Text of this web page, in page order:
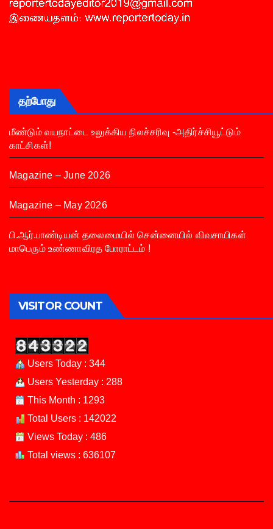
தற்போது
மீண்டும் வயநாட்டை உலுக்கிய நிலச்சரிவு -அதிர்ச்சியூட்டும்
காட்சிகள்!
Magazine – June 2026
Magazine – May 2026
பி.ஆர்.பாண்டியன் தலைமையில் சென்னையில் விவசாயிகள்
மாபெரும் உண்ணாவிரத போராட்டம் !
VISITOR COUNT
Users Today : 344
Users Yesterday : 288
This Month : 1293
Total Users : 142022
Views Today : 486
Total views : 636107